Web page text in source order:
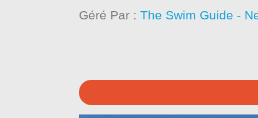
Géré Par :The Swim Guide -